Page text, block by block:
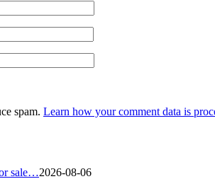
spam. Learn how your comment data is
sale…2026-08-06